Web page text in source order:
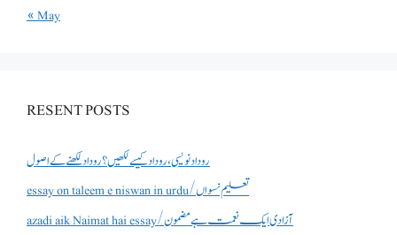
« May
RESENT POSTS
روداد نویسی ،روداد کیسے لکھیں؟ روداد لکھنے کے اصول
essay on taleem e niswan in urdu/تعلیم نسواں
azadi aik Naimat hai essay/آزادی ایک نعمت ہے مضمون